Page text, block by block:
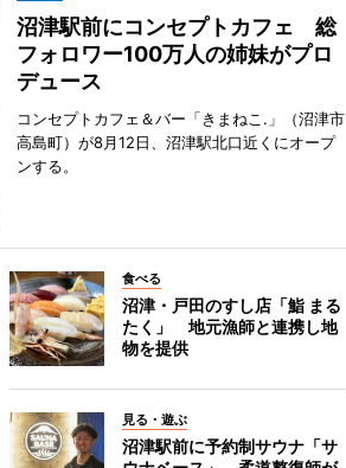
沼津駅前にコンセプトカフェ 総
フォロワー100万人の姉妹がプロ
デュース
コンセプトカフェ＆バー「きまねこ.」（沼津市
高島町）が8月12日、沼津駅北口近くにオープ
ンする。
食べる
沼津・戸田のすし店「鮨 まる
たく」 地元漁師と連携し地
物を提供
見る・遊ぶ
沼津駅前に予約制サウナ「サ